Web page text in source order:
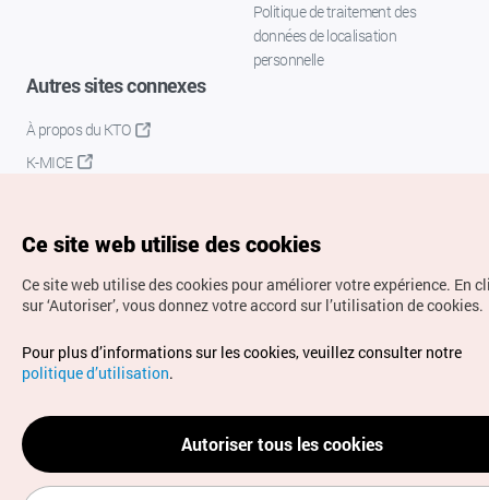
Politique de traitement des
données de localisation
personnelle
Autres sites connexes
À propos du KTO
K-MICE
Droits d’auteur (c) Office National du Tourisme en Corée.
Tous droits réservés.
Pour les rapports d'erreurs et demandes de renseignements,
adressez vos demandes à
info.ontc@gmail.com
Ce site web utilise des cookies
Ce site web utilise des cookies pour améliorer votre expérience. En
sur ‘Autoriser’, vous donnez votre accord sur l’utilisation de cookies.
Pour plus d’informations sur les cookies, veuillez consulter notre
politique d’utilisation.
Autoriser tous les cookies